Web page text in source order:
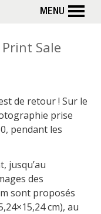
MENU
Sale
de retour ! Sur le
prise
pendant les
jusqu’au
des
sont proposés
cm), au